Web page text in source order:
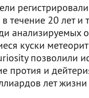
течение 20 лет
анализируемых
куски
позволили
протия и
лет